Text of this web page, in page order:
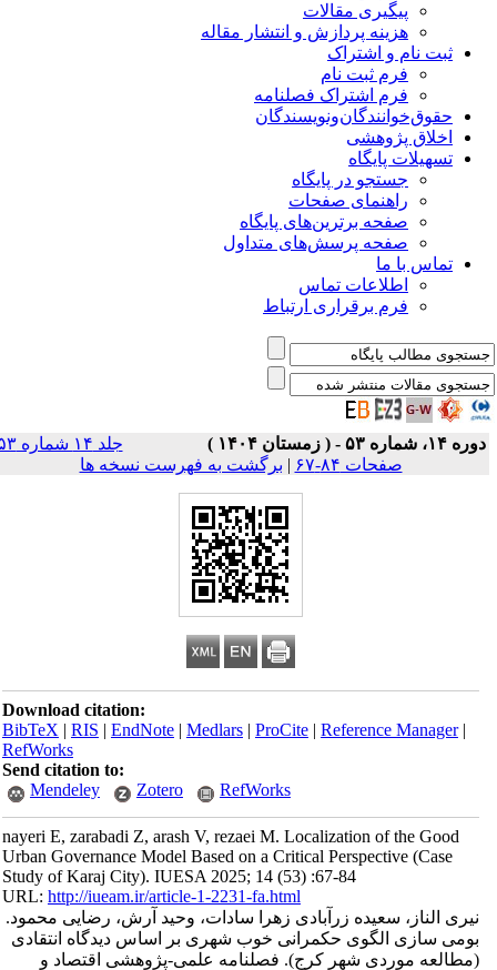
پیگیری مقالات
هزینه پردازش و انتشار مقاله
ثبت نام و اشتراک
فرم ثبت نام
فرم اشتراک فصلنامه
حقوق‌خوانندگان‌و‌نویسندگان
اخلاق پژوهشی
تسهیلات پایگاه
جستجو در پایگاه
راهنمای صفحات
صفحه برترین‌های پایگاه
صفحه پرسش‌های متداول
تماس با ما
اطلاعات تماس
فرم برقراری ارتباط
۱۴، شماره ۵۳ - ( زمستان ۱۴۰۴ )
جلد ۱۴ شماره ۵۳
صفحات ۸۴-۶۷
| برگشت به فهرست نسخه ها
Download citation:
BibTeX|RIS|EndNote|Medlars|ProCite|Reference Manager
RefWorks
Send citation to:
Mendeley
Zotero RefWorks
nayeri E, zarabadi Z, arash V, rezaei M. Localization of the Good
Urban Governance Model Based on a Critical Perspective (Case
Study of Karaj City). IUESA 2025; 14 (53) :67-84
URL:http://iueam.ir/article-1-2231-fa.html
نیری الناز، سعیده زرآبادی زهرا سادات، وحید آرش، رضایی محمود.
بومی سازی الگوی حکمرانی خوب شهری بر اساس دیدگاه انتقادی
(مطالعه موردی شهر کرج). فصلنامه علمی-پژوهشی اقتصاد و